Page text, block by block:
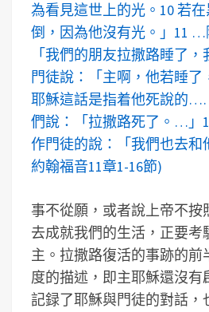
為看見這世上的光。10 若
倒，因為他沒有光。」11 …
「我們的朋友拉撒路睡了
門徒說：「主啊，他若睡了
耶穌這話是指着他死說的
們說：「拉撒路死了。…」
作門徒的說：「我們也去和
約翰福音11章1-16節)
事不從願，或者說上帝不按
去成就我們的生活，正要考
主。拉撒路復活的事跡的前
度的描述，即主耶穌還沒有
記録了耶穌與門徒的對話，